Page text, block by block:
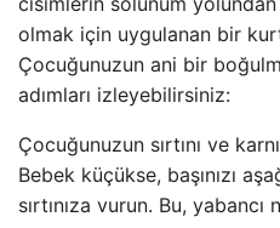
olmak için uygulanan bir
Çocuğunuzun ani bir
adımları izleyebilirsiniz:
Çocuğunuzun sırtını ve
Bebek küçükse, başınızı
sırtınıza vurun. Bu,